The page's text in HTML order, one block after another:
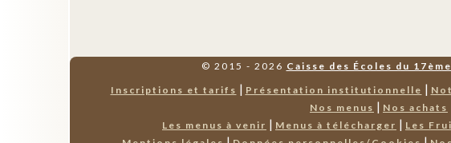
© 2015 - 2026 Caisse des Écoles du
Inscriptions et tarifs | Présentation institutionnelle |
Nos menus | Nos achats
Les menus à venir | Menus à télécharger | Les